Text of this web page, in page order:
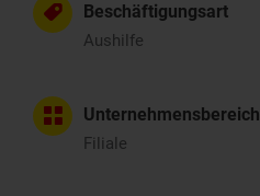
Beschäftigungsart
Aushilfe
Unternehmensbereich
Filiale